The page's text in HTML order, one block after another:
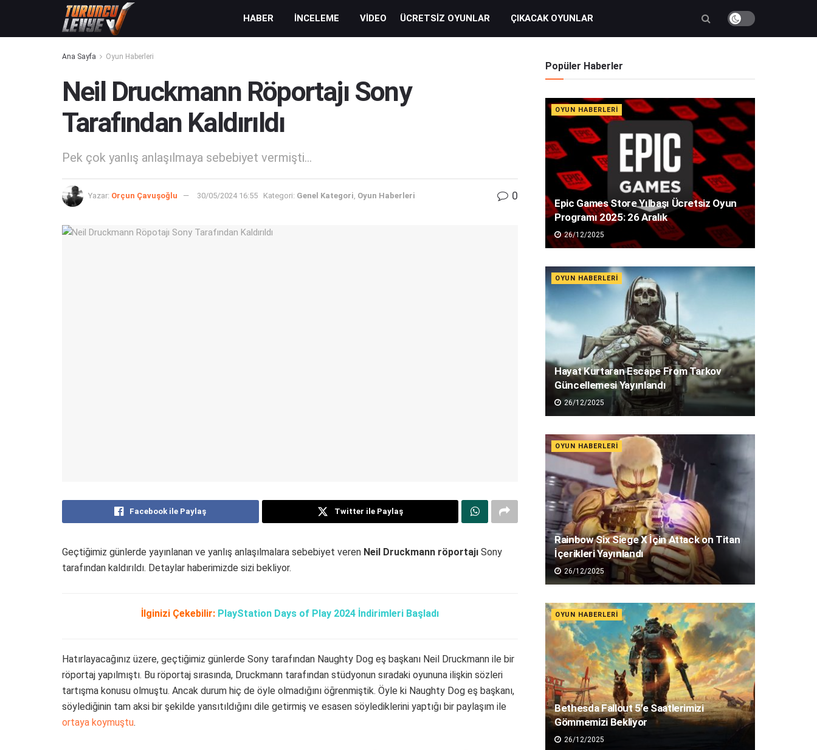
HABER İNCELEME VIDEO ÜCRETSIZ OYUNLAR ÇIKACAK OYUNLAR
Ana Sayfa Oyun Haberleri
Neil Druckmann Röportajı Sony
Tarafından Kaldırıldı
Pek çok yanlış anlaşılmaya sebebiyet vermişti...
Yazar: Orçun Çavuşoğlu 30/05/2024 16:55 Kategori: Genel Kategori Oyun Haberleri 0
Facebook ile Paylaş Twitter ile Paylaş
Geçtiğimiz günlerde yayınlanan ve yanlış anlaşılmalara sebebiyet veren Neil Druckmann röportajı Sony
tarafından kaldırıldı. Detaylar haberimizde sizi bekliyor.
İlginizi Çekebilir: PlayStation Days of Play 2024 İndirimleri Başladı
Hatırlayacağınız üzere, geçtiğimiz günlerde Sony tarafından Naughty Dog eş başkanı Neil Druckmann ile bir
röportaj yapılmıştı. Bu röportaj sırasında, Druckmann tarafından stüdyonun sıradaki oyununa ilişkin sözleri
tartışma konusu olmuştu. Ancak durum hiç de öyle olmadığını öğrenmiştik. Öyle ki Naughty Dog eş başkanı,
söylediğinin tam aksi bir şekilde yansıtıldığını dile getirmiş ve esasen söylediklerini yaptığı bir paylaşım ile
ortaya koymuştu.
Popüler Haberler
OYUN HABERLERI
Epic Games Store Yılbaşı Ücretsiz Oyun
Programı 2025: 26 Aralık
26/12/2025
OYUN HABERLERI
Hayat Kurtaran Escape From Tarkov
Güncellemesi Yayınlandı
26/12/2025
OYUN HABERLERI
Rainbow Six Siege X İçin Attack on Titan
İçerikleri Yayınlandı
26/12/2025
OYUN HABERLERI
Bethesda Fallout 5’e Saatlerimizi
Gömmemizi Bekliyor
26/12/2025